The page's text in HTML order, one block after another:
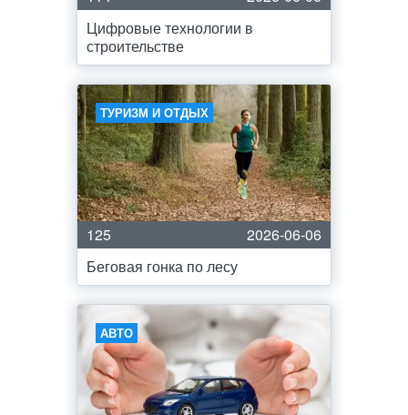
Цифровые технологии в
строительстве
ТУРИЗМ И ОТДЫХ
125
2026-06-06
Беговая гонка по лесу
АВТО